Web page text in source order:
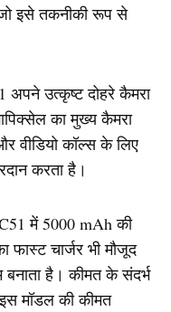
इसे तकनीकी रूप से
अपने उत्कृष्ट दोहरे कैमरा
का मुख्य कैमरा
वीडियो कॉल्स के लिए
करता है।
C51 में 5000 mAh की
फास्ट चार्जर भी मौजूद
है। कीमत के संदर्भ
मॉडल की कीमत